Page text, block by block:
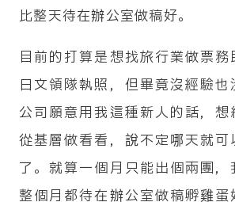
比整天待在辦公室做稿好。
目前的打算是想找旅行業做票
日文領隊執照，但畢竟沒經驗
公司願意用我這種新人的話，想
從基層做看看，說不定哪天就可
了。就算一個月只能出個兩團，
整個月都待在辦公室做稿孵雞蛋